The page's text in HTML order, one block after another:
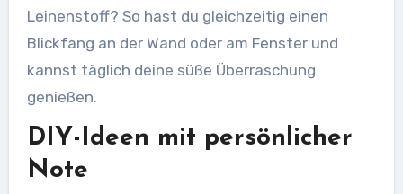
Leinenstoff? So hast du gleichzeitig einen
Blickfang an der Wand oder am Fenster und
kannst täglich deine süße Überraschung
genießen.
DIY-Ideen mit persönlicher
Note